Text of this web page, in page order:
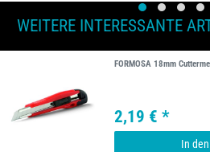
WEITERE INTERESSANTE
FORMOSA 18mm
2,19 € *
In